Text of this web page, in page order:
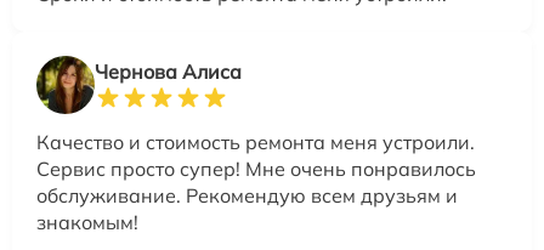
Чернова Алиса
Качество и стоимость ремонта меня устроили.
Сервис просто супер! Мне очень понравилось
обслуживание. Рекомендую всем друзьям и
знакомым!